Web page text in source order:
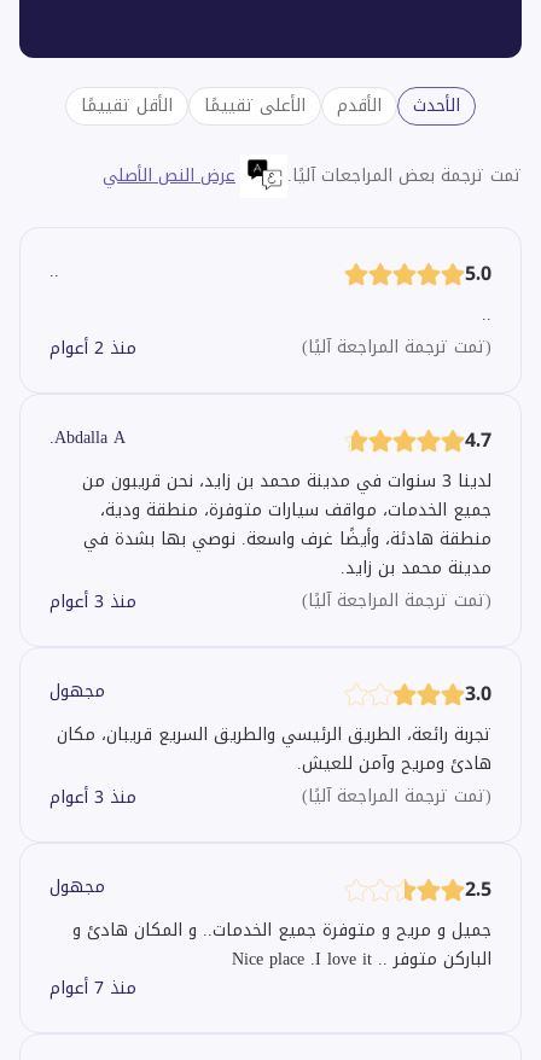
الأحدث الأقدم الأعلى تقييمًا الأقل تقييمًا
تمت ترجمة بعض المراجعات آليًا. عرض النص الأصلي
5.0
..
..
(تمت ترجمة المراجعة آليًا) منذ 2 أعوام
4.7
Abdalla A.
لدينا 3 سنوات في مدينة محمد بن زايد، نحن قريبون من
جميع الخدمات، مواقف سيارات متوفرة، منطقة ودية،
منطقة هادئة، وأيضًا غرف واسعة. نوصي بها بشدة في
مدينة محمد بن زايد.
(تمت ترجمة المراجعة آليًا) منذ 3 أعوام
3.0
مجهول
تجربة رائعة، الطريق الرئيسي والطريق السريع قريبان، مكان
هادئ ومريح وآمن للعيش.
(تمت ترجمة المراجعة آليًا) منذ 3 أعوام
2.5
مجهول
جميل و مريح و متوفرة جميع الخدمات.. و المكان هادئ و
الباركن متوفر .. Nice place .I love it
منذ 7 أعوام